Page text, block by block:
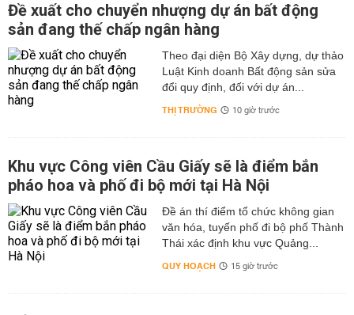
Đề xuất cho chuyển nhượng dự án bất động
sản đang thế chấp ngân hàng
Theo đại diện Bộ Xây dựng, dự thảo
Luật Kinh doanh Bất động sản sửa
đổi quy định, đối với dự án...
THỊ TRƯỜNG 10 giờ trước
Khu vực Công viên Cầu Giấy sẽ là điểm bắn
pháo hoa và phố đi bộ mới tại Hà Nội
Đề án thí điểm tổ chức không gian
văn hóa, tuyến phố đi bộ phố Thành
Thái xác định khu vực Quảng...
QUY HOẠCH 15 giờ trước